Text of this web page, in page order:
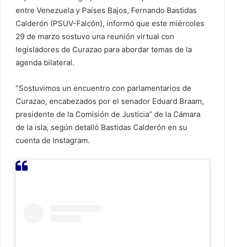
entre Venezuela y Países Bajos, Fernando Bastidas
Calderón (PSUV-Falcón), informó que este miércoles
29 de marzo sostuvo una reunión virtual con
legisladores de Curazao para abordar temas de la
agenda bilateral.
“Sostuvimos un encuentro con parlamentarios de
Curazao, encabezados por el senador Eduard Braam,
presidente de la Comisión de Justicia” de la Cámara
de la isla, según detalló Bastidas Calderón en su
cuenta de Instagram.